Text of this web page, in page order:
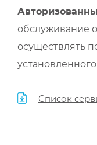
обслуживание
осуществлять
Список